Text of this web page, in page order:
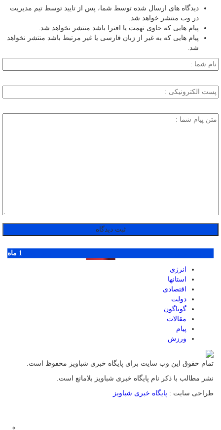
دیدگاه های ارسال شده توسط شما، پس از تایید توسط تیم مدیریت
در وب منتشر خواهد شد.
پیام هایی که حاوی تهمت یا افترا باشد منتشر نخواهد شد.
پیام هایی که به غیر از زبان فارسی یا غیر مرتبط باشد منتشر نخواهد
شد.
1 ماه
انرژی
استانها
اقتصادی
دولت
گوناگون
مقالات
پیام
ورزش
تمام حقوق این وب سایت برای پایگاه خبری شباویز محفوظ است.
نشر مطالب با ذکر نام پایگاه خبری شباویز بلامانع است.
طراحی سایت : پایگاه خبری شباویز